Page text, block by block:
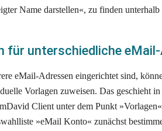
Name darstellen«, zu finden
für unterschiedliche
eMail-Adressen eingerichtet sind,
Vorlagen zuweisen. Das geschieht in
Client unter dem Punkt
»eMail Konto« zunächst